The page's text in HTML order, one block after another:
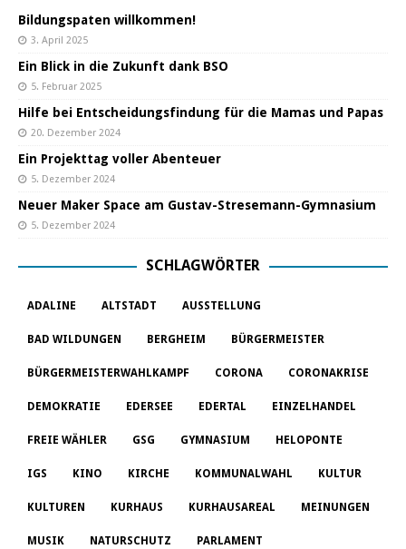
Bildungspaten willkommen!
3. April 2025
Ein Blick in die Zukunft dank BSO
5. Februar 2025
Hilfe bei Entscheidungsfindung für die Mamas und Papas
20. Dezember 2024
Ein Projekttag voller Abenteuer
5. Dezember 2024
Neuer Maker Space am Gustav-Stresemann-Gymnasium
5. Dezember 2024
SCHLAGWÖRTER
ADALINE ALTSTADT AUSSTELLUNG
BAD WILDUNGEN BERGHEIM BÜRGERMEISTER
BÜRGERMEISTERWAHLKAMPF CORONA CORONAKRISE
DEMOKRATIE EDERSEE EDERTAL EINZELHANDEL
FREIE WÄHLER GSG GYMNASIUM HELOPONTE
IGS KINO KIRCHE KOMMUNALWAHL KULTUR
KULTUREN KURHAUS KURHAUSAREAL MEINUNGEN
MUSIK NATURSCHUTZ PARLAMENT